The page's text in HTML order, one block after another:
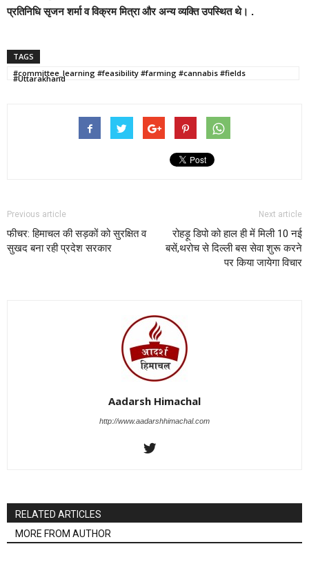
प्रतिनिधि सृजन शर्मा व विक्रम मित्रा और अन्य व्यक्ति उपस्थित थे। .
TAGS
#committee_learning #feasibility #farming #cannabis #fields
#Uttarakhand
Previous article
फीचर: हिमाचल की सड़कों को सुरक्षित व
सुखद बना रही प्रदेश सरकार
Next article
रोहड़ू डिपो को हाल ही में मिली 10 नई
बसें,थरोच से दिल्ली बस सेवा शुरू करने
पर किया जायेगा विचार
Aadarsh Himachal
http://www.aadarshhimachal.com
RELATED ARTICLES
MORE FROM AUTHOR